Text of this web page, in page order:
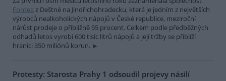
Fontea z Deštné na Jindřichohradecku, která je jedním z největších
výrobců nealkoholických nápojů v České republice, meziroční
nárůst prodeje o přibližně 55 procent. Celkem podle předběžných
odhadů letos vyrobí 600 tisíc litrů nápojů a její tržby se přiblíží
hranici 350 miliónů korun.
Protesty: Starosta Prahy 1 odsoudil projevy násilí